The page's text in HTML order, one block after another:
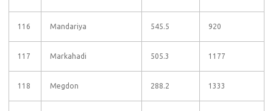
116 Mandariya 545.5 920
117 Markahadi 505.3 1177
118 Megdon 288.2 1333